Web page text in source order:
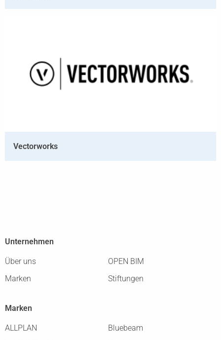
Vectorworks
Unternehmen
Über uns
OPEN BIM
Marken
Stiftungen
Marken
ALLPLAN
Bluebeam